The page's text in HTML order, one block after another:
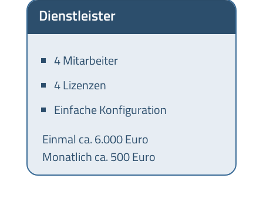
Dienstleister
4 Mitarbeiter
4 Lizenzen
Einfache Konfiguration
Einmal ca. 6.000 Euro
Monatlich ca. 500 Euro